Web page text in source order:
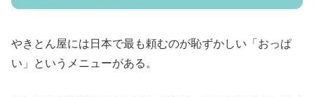
やきとん屋には日本で最も頼むのが恥ずかしい「おっぱ
い」というメニューがある。